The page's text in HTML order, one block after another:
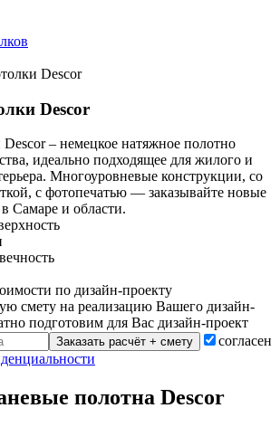
Descor
Descor
– немецкое натяжное полотно
идеально подходящее для жилого и
Многоуровневые конструкции, со
с фотопечатью — заказывайте новые
Самаре и области.
по дизайн-проекту
смету на реализацию Вашего дизайн-
подготовим для Вас дизайн-проект
Заказать расчёт + смету
согласен
полотна Descor